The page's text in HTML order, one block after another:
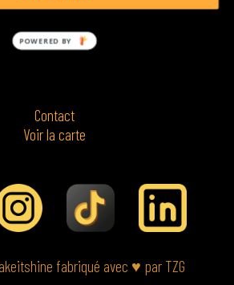
Contact
Voir la carte
fabriqué avec ♥ par TZG
POWERED BY